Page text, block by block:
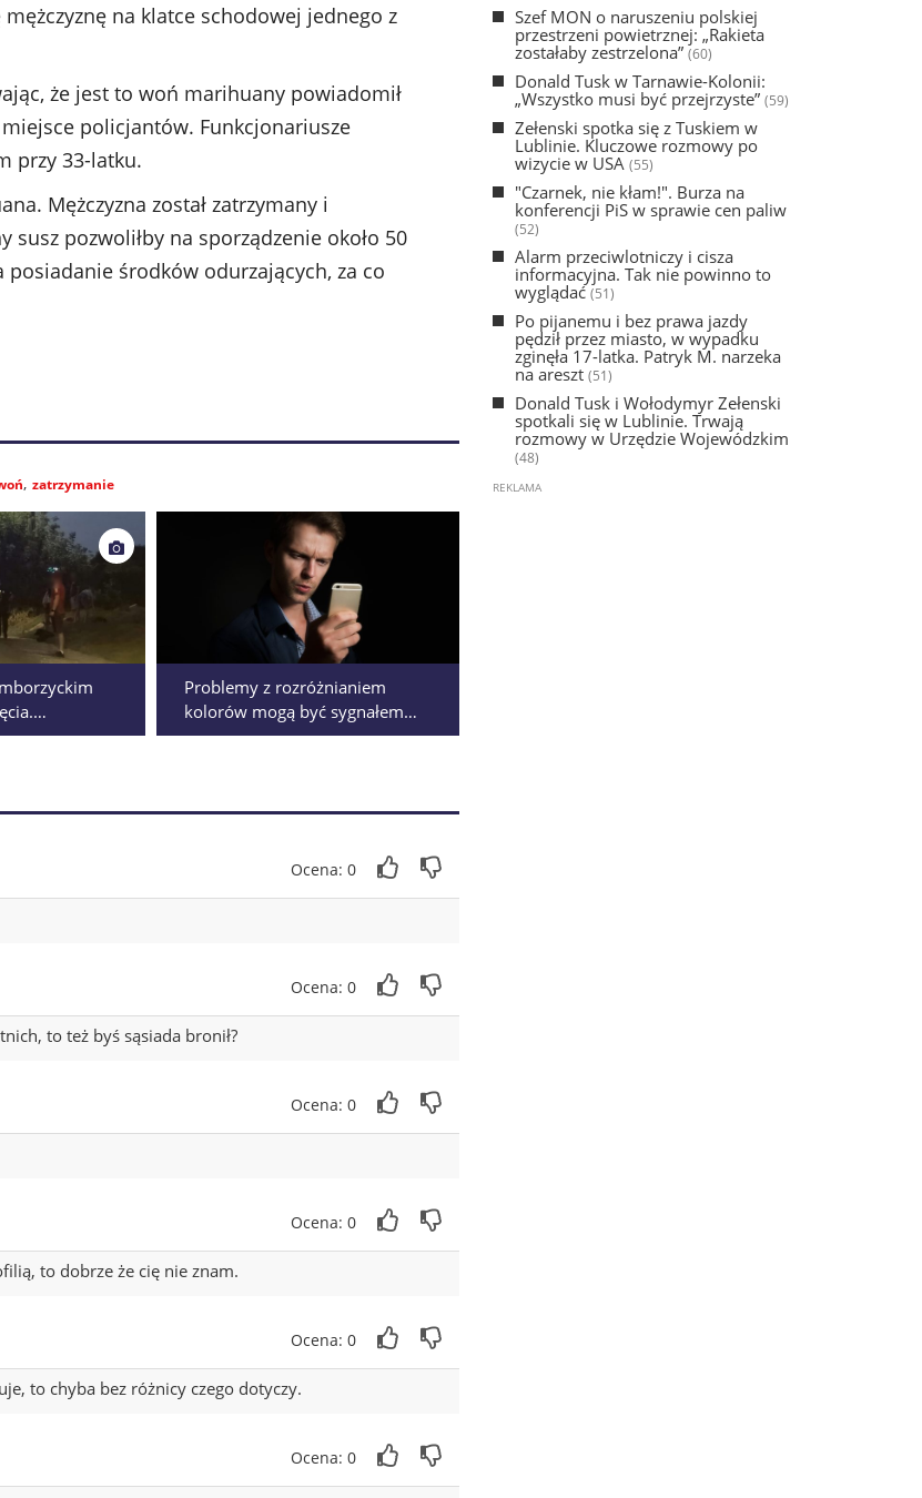
na klatce schodowej jednego z
że jest to woń marihuany powiadomił
policjantów. Funkcjonariusze
przy 33-latku.
Mężczyzna został zatrzymany i
pozwoliłby na sporządzenie około 50
środków odurzających, za co
zatrzymanie
kobiety
Problemy z rozróżnianiem
kolorów mogą być sygnałem
choroby. Naukowiec z Lublina
Ocena: 0
Ocena: 0
to też byś sąsiada bronił?
Ocena: 0
Ocena: 0
to dobrze że cię nie znam.
Ocena: 0
to chyba bez różnicy czego dotyczy.
Ocena: 0
Szef MON o naruszeniu polskiej
przestrzeni powietrznej: „Rakieta
zostałaby zestrzelona” (60)
Donald Tusk w Tarnawie-Kolonii:
„Wszystko musi być przejrzyste” (59)
Zełenski spotka się z Tuskiem w
Lublinie. Kluczowe rozmowy po
wizycie w USA (55)
"Czarnek, nie kłam!". Burza na
konferencji PiS w sprawie cen paliw
(52)
Alarm przeciwlotniczy i cisza
informacyjna. Tak nie powinno to
wyglądać(51)
Po pijanemu i bez prawa jazdy
pędził przez miasto, w wypadku
zginęła 17-latka. Patryk M. narzeka
na areszt (51)
Donald Tusk i Wołodymyr Zełenski
spotkali się w Lublinie. Trwają
rozmowy w Urzędzie Wojewódzkim
(48)